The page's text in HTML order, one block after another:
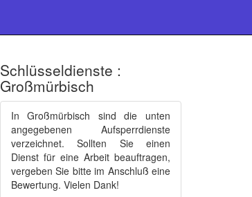
Schlüsseldienste :
Großmürbisch
In Großmürbisch sind die unten
angegebenen Aufsperrdienste
verzeichnet. Sollten Sie einen
Dienst für eine Arbeit beauftragen,
vergeben Sie bitte im Anschluß eine
Bewertung. Vielen Dank!